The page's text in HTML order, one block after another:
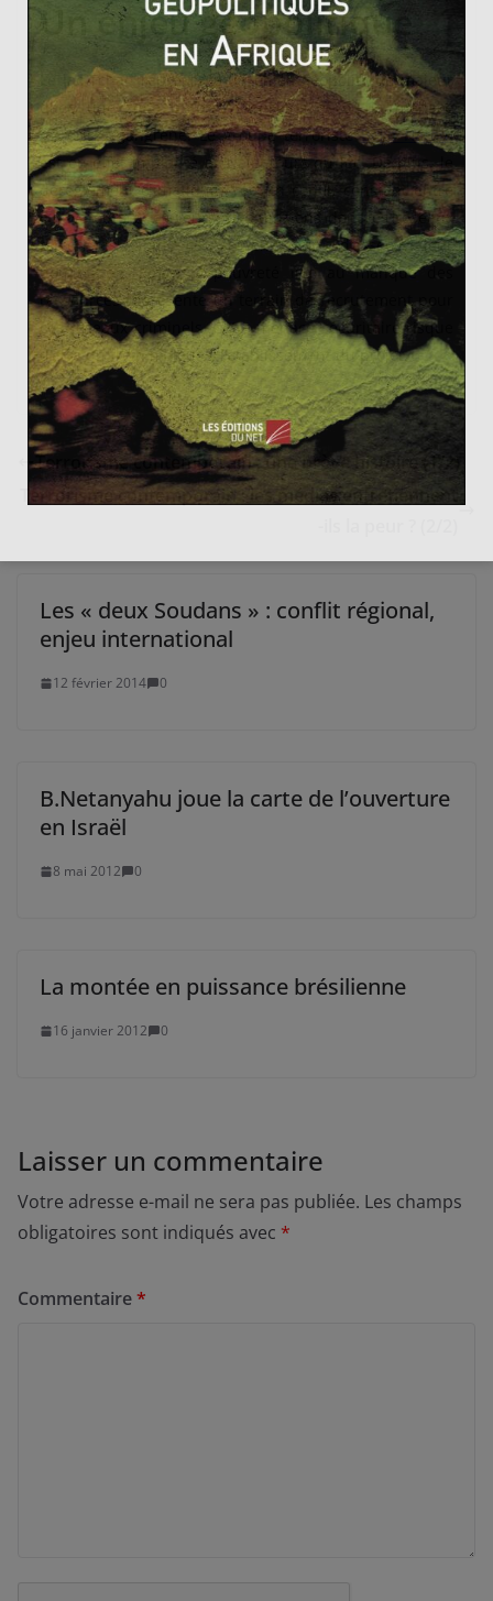
Un enjeu géopolitique
Le lac Tchad représente un enjeu géopolitique majeur
dans une zone à fortes tensions et où la menace
terroriste gangrène. Le groupe terroristeBoko Haram
est en effet implanté aux alentours du lac. De plus, le
dérèglement climatique créé un conflit constant entre
cultivateurs et éleveurs, des tensions dont les réseaux
terroristes vont se servent afin d’asseoir leur
domination. Enfin, la pauvreté liée au manque des
ressources représente un terrain de recrutement pour
ces réseaux criminels. Cette menace sécuritaire risque
d’être un frein majeur à l’établissement du projet.
Terrorisme contemporain : une brève histoire (1/2)
Terrorisme contemporain : les médias entretiennent
Les « deux Soudans » : conflit régional,
enjeu international
12 février 2014 0
B.Netanyahu joue la carte de l’ouverture
en Israël
8 mai 2012 0
La montée en puissance brésilienne
16 janvier 2012 0
Laisser un commentaire
Votre adresse e-mail ne sera pas publiée. Les champs
obligatoires sont indiqués avec *
Commentaire*